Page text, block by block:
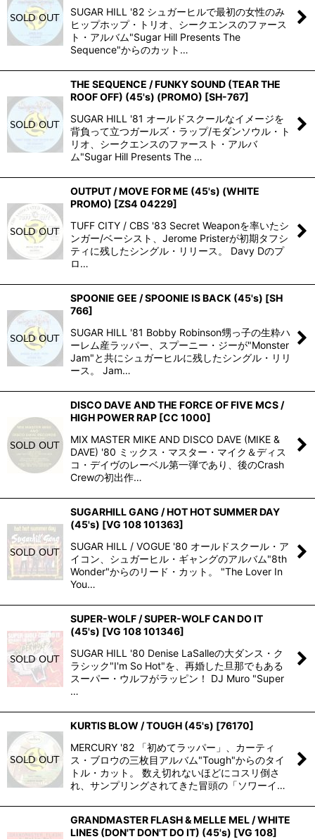
SUGAR HILL '82 シュガーヒルで最初の女性のみ
ヒップホップ・トリオ、シークエンスのファース
ト・アルバム"Sugar Hill Presents The
Sequence"からのカット…
THE SEQUENCE / FUNKY SOUND (TEAR THE
ROOF OFF) (45's) (PROMO) [SH-767]
SUGAR HILL '81 オールドスクールなイメージを
背負って立つガールズ・ラップ/モダンソウル・ト
リオ、シークエンスのファースト・アルバ
ム"Sugar Hill Presents The …
OUTPUT / MOVE FOR ME (45's) (WHITE
PROMO) [ZS4 04229]
TUFF CITY / CBS '83 Secret Weaponを率いたシ
ンガー/ベーシスト、Jerome Pristerが初期タフシ
ティに残したシングル・リリース。 Davy Dのプ
ロ…
SPOONIE GEE / SPOONIE IS BACK (45's) [SH
766]
SUGAR HILL '81 Bobby Robinson甥っ子の生粋ハ
ーレム産ラッパー、スプーニー・ジーが"Monster
Jam"と共にシュガーヒルに残したシングル・リリ
ース。 Jam…
DISCO DAVE AND THE FORCE OF FIVE MCS /
HIGH POWER RAP [CC 1000]
MIX MASTER MIKE AND DISCO DAVE (MIKE &
DAVE) '80 ミックス・マスター・マイク＆ディス
コ・デイヴのレーベル第一弾であり、後のCrash
Crewの初出作…
SUGARHILL GANG / HOT HOT SUMMER DAY
(45's) [VG 108 101363]
SUGAR HILL / VOGUE '80 オールドスクール・ア
イコン、シュガーヒル・ギャングのアルバム"8th
Wonder"からのリード・カット。 "The Lover In
You…
SUPER-WOLF / SUPER-WOLF CAN DO IT
(45's) [VG 108 101346]
SUGAR HILL '80 Denise LaSalleの大ダンス・ク
ラシック"I'm So Hot"を、再婚した旦那でもある
スーパー・ウルフがラッピン！ DJ Muro "Super
…
KURTIS BLOW / TOUGH (45's) [76170]
MERCURY '82 「初めてラッパー」、カーティ
ス・ブロウの三枚目アルバム"Tough"からのタイ
トル・カット。 数え切れないほどにコスリ倒さ
れ、サンプリングされてきた冒頭の「ソワーイ…
GRANDMASTER FLASH & MELLE MEL / WHITE
LINES (DON'T DON'T DO IT) (45's) [VG 108]